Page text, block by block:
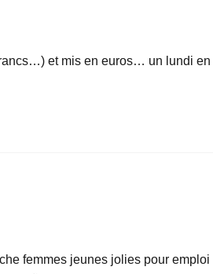
et mis en euros… un lundi en
femmes jeunes jolies pour emploi